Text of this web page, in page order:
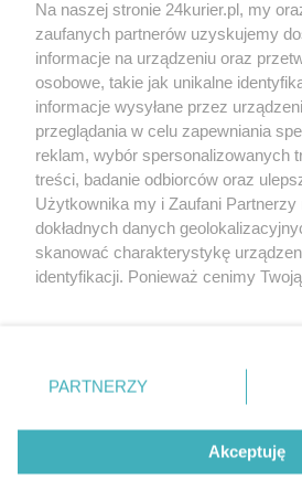
Copyright © 2022 Kurier
Wszelkie prawa
Nota wydawnicza
Nota
Polityka prywatności
Reklama
Na naszej stronie 24kurier.pl, my
zaufanych partnerów uzyskujemy
informacje na urządzeniu oraz
osobowe, takie jak unikalne
informacje wysyłane przez
przeglądania w celu zapewniania
reklam, wybór spersonalizowanych
treści, badanie odbiorców oraz
Użytkownika my i Zaufani
dokładnych danych
skanować charakterystykę
identyfikacji. Ponieważ cenimy
prywatności znajdujący się w lewym
. Niektóre rodzaje przetwarzania
takiemu przetwarzaniu. Preferencje
zastosowania tylko na tej witrynie.
PARTNERZY
Akceptuję